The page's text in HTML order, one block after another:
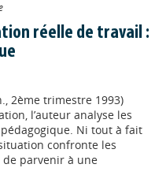
réelle de travail :
2ème trimestre 1993)
l’auteur analyse les
Ni tout à fait
confronte les
de parvenir à une